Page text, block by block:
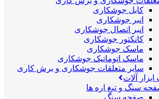
کابل جوشکاری
انبر جوشکاری
انبر اتصال جوشکاری
کانکتور جوشکاری
ماسک جوشکاری
ماسک اتوماتیک جوشکاری
سایر متعلقات جوشکاری و برش کاری
آلات
سنگ و تیغ اره ها